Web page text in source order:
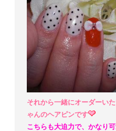
それから一緒にオーダーい
ゃんのヘアピンです
こちらも大迫力で、かなり